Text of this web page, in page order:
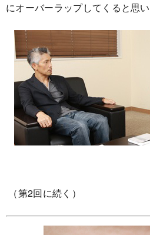
にオーバーラップしてくると思い
（第2回に続く）